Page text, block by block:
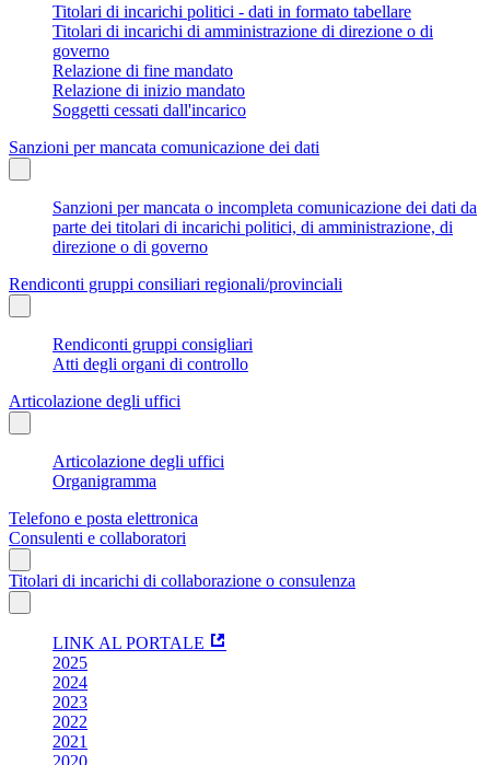
Titolari di incarichi politici - dati in formato tabellare
Titolari di incarichi di amministrazione di direzione o di
governo
Relazione di fine mandato
Relazione di inizio mandato
Soggetti cessati dall'incarico
Sanzioni per mancata comunicazione dei dati
Sanzioni per mancata o incompleta comunicazione dei dati da
parte dei titolari di incarichi politici, di amministrazione, di
direzione o di governo
Rendiconti gruppi consiliari regionali/provinciali
Rendiconti gruppi consigliari
Atti degli organi di controllo
Articolazione degli uffici
Articolazione degli uffici
Organigramma
Telefono e posta elettronica
Consulenti e collaboratori
Titolari di incarichi di collaborazione o consulenza
LINK AL PORTALE
2025
2024
2023
2022
2021
2020